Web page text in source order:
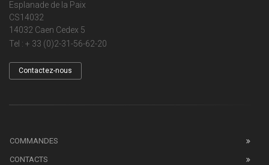
Esplanade de la Paix
CS14032
14032 Caen Cedex 5
Tel : + 33 (0)2-31-56-62-20
Contactez-nous
COMMANDES
CONTACTS